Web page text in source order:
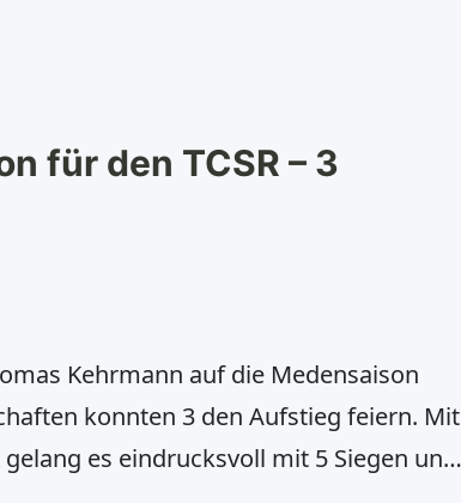
Siege, 2 Niederlagen und ein
für den TCSR – 3
Kehrmann auf die Medensaison
konnten 3 den Aufstieg feiern. Mit
es eindrucksvoll mit 5 Siegen und